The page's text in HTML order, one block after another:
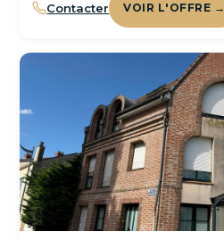
Contacter VOIR L'OFFRE →